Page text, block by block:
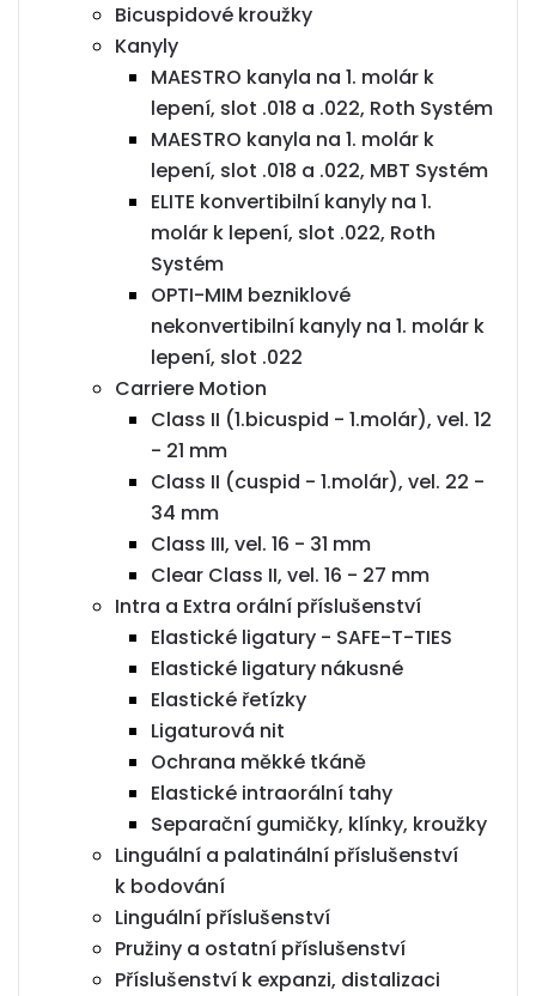
Bicuspidové kroužky
Kanyly
MAESTRO kanyla na 1. molár k
lepení, slot .018 a .022, Roth Systém
MAESTRO kanyla na 1. molár k
lepení, slot .018 a .022, MBT Systém
ELITE konvertibilní kanyly na 1.
molár k lepení, slot .022, Roth
Systém
OPTI-MIM bezniklové
nekonvertibilní kanyly na 1. molár k
lepení, slot .022
Carriere Motion
Class II (1.bicuspid - 1.molár), vel. 12
- 21 mm
Class II (cuspid - 1.molár), vel. 22 -
34 mm
Class III, vel. 16 - 31 mm
Clear Class II, vel. 16 - 27 mm
Intra a Extra orální příslušenství
Elastické ligatury - SAFE-T-TIES
Elastické ligatury nákusné
Elastické řetízky
Ligaturová nit
Ochrana měkké tkáně
Elastické intraorální tahy
Separační gumičky, klínky, kroužky
Linguální a palatinální příslušenství
k bodování
Linguální příslušenství
Pružiny a ostatní příslušenství
Příslušenství k expanzi, distalizaci